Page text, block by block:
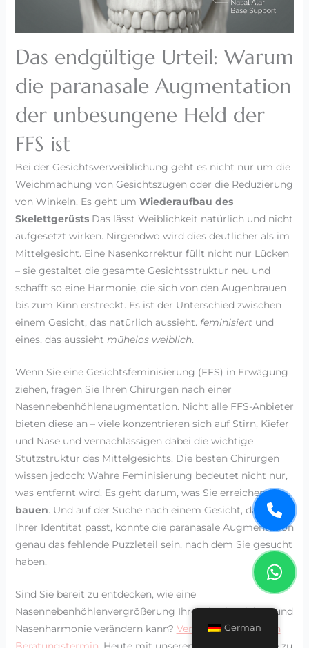
Das endgültige Urteil: Warum
die paranasale Augmentation
der unbesungene Held der
FFS ist
Bei der Gesichtsverweiblichung geht es nicht nur um die
Weichmachung von Gesichtszügen oder die Reduzierung
von Winkeln. Es geht um Wiederaufbau des
SkelettgerüstsDas lässt Weiblichkeit natürlich und nicht
aufgesetzt wirken. Nirgendwo wird dies deutlicher als im
Mittelgesicht. Eine Nasenkorrektur füllt nicht nur Lücken
– sie gestaltet die gesamte Gesichtsstruktur neu und
schafft so eine Harmonie, die sich von den Augenbrauen
bis zum Kinn erstreckt. Es ist der Unterschied zwischen
einem Gesicht, das natürlich aussieht. feminisiertund
eines, das aussieht mühelos weiblich.
Wenn Sie eine Gesichtsfeminisierung (FFS) in Erwägung
ziehen, fragen Sie Ihren Chirurgen nach einer
Nasennebenhöhlenaugmentation. Nicht alle FFS-Anbieter
bieten diese an – viele konzentrieren sich auf Stirn, Kiefer
und Nase und vernachlässigen dabei die wichtige
Stützstruktur des Mittelgesichts. Die besten Chirurgen
wissen jedoch: Wahre Feminisierung bedeutet nicht nur,
was entfernt wird. Es geht darum, was Sie erreichen.
bauen. Und auf der Suche nach einem Gesicht, das zu
Ihrer Identität passt, könnte die paranasale Augmentation
genau das fehlende Puzzleteil sein, nach dem Sie gesucht
haben.
Sind Sie bereit zu entdecken, wie eine
Nasennebenhöhlenvergrößerung Ihre Mittelgesichts- und
Nasenharmonie verändern kann? Vereinbaren Sie einen
German